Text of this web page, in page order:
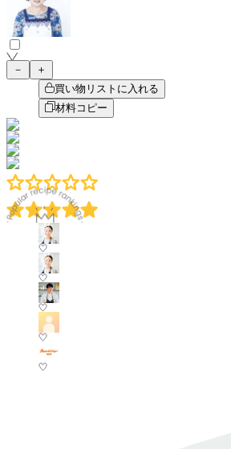
－
＋
買い物リストに入れる
材料コピー